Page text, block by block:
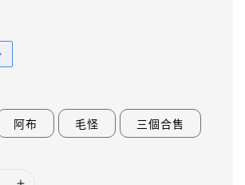
阿布 毛怪 三個合售